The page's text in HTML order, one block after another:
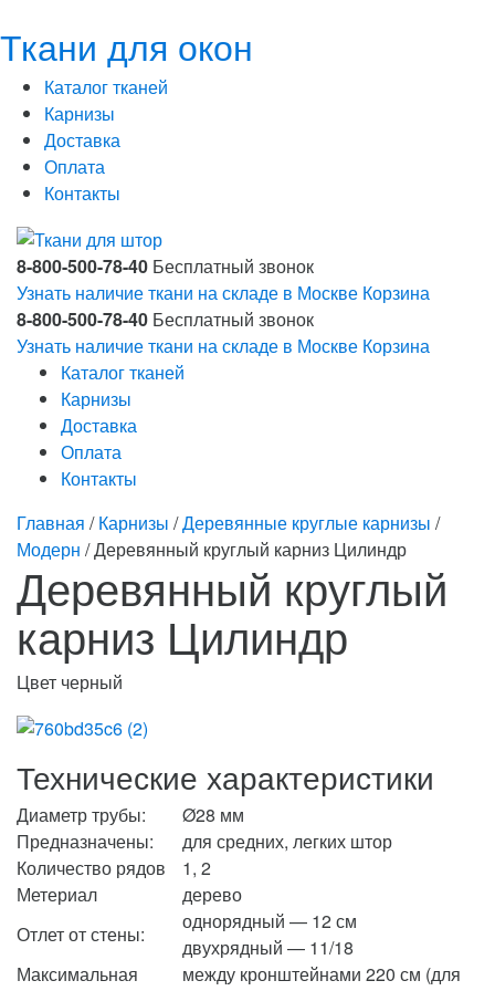
Ткани для окон
Каталог тканей
Карнизы
Доставка
Оплата
Контакты
8-800-500-78-40 Бесплатный звонок
Узнать наличие ткани на складе в Москве Корзина
8-800-500-78-40 Бесплатный звонок
Узнать наличие ткани на складе в Москве Корзина
Каталог тканей
Карнизы
Доставка
Оплата
Контакты
Главная /Карнизы /Деревянные круглые карнизы /
Модерн / Деревянный круглый карниз Цилиндр
Деревянный круглый
карниз Цилиндр
Цвет черный
Технические характеристики
Диаметр трубы:
Ø28 мм
Предназначены:
для средних, легких штор
Количество рядов
1, 2
Метериал
дерево
Отлет от стены:
однорядный — 12 см
двухрядный — 11/18
Максимальная
между кронштейнами 220 см (для